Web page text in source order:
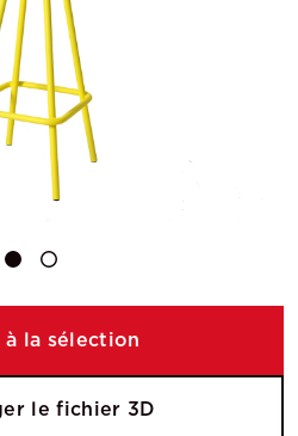
la sélection
le fichier 3D